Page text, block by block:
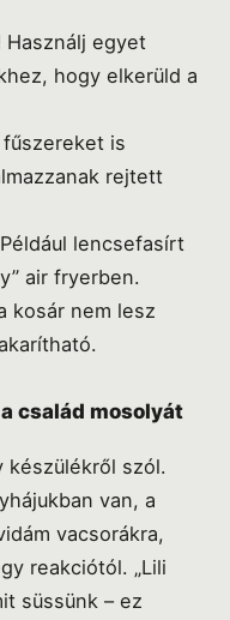
Használj egyet
hogy elkerüld a
is
rejtett
Például lencsefasírt
air fryerben.
kosár nem lesz
család mosolyát
készülékről szól.
van, a
vacsorákra,
reakciótól. „Lili
süssünk – ez